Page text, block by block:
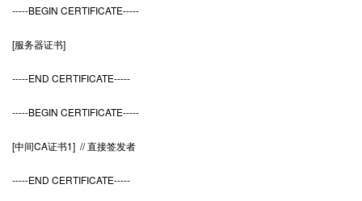
-----BEGIN CERTIFICATE-----
[服务器证书]
-----END CERTIFICATE-----
-----BEGIN CERTIFICATE-----
[中间CA证书1] // 直接签发者
-----END CERTIFICATE-----